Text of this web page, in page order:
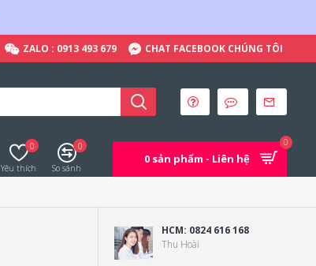
ZALO : 0913 493 679 CHAT FACEBOOK CHÚNG TÔI
Yêu thích
0
So sánh
0
0 sản phẩm - Liên hệ
0
HCM: 0824 616 168
Thu Hoài